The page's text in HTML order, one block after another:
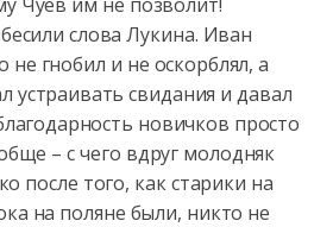
слова Лукина. Иван
не гнобил и не оскорблял, а
устраивать свидания и давал
новичков просто
– с чего вдруг молодняк
после того, как старики на
на поляне были, никто не